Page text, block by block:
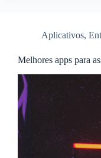
do
Aplicativos,
Melhores apps para